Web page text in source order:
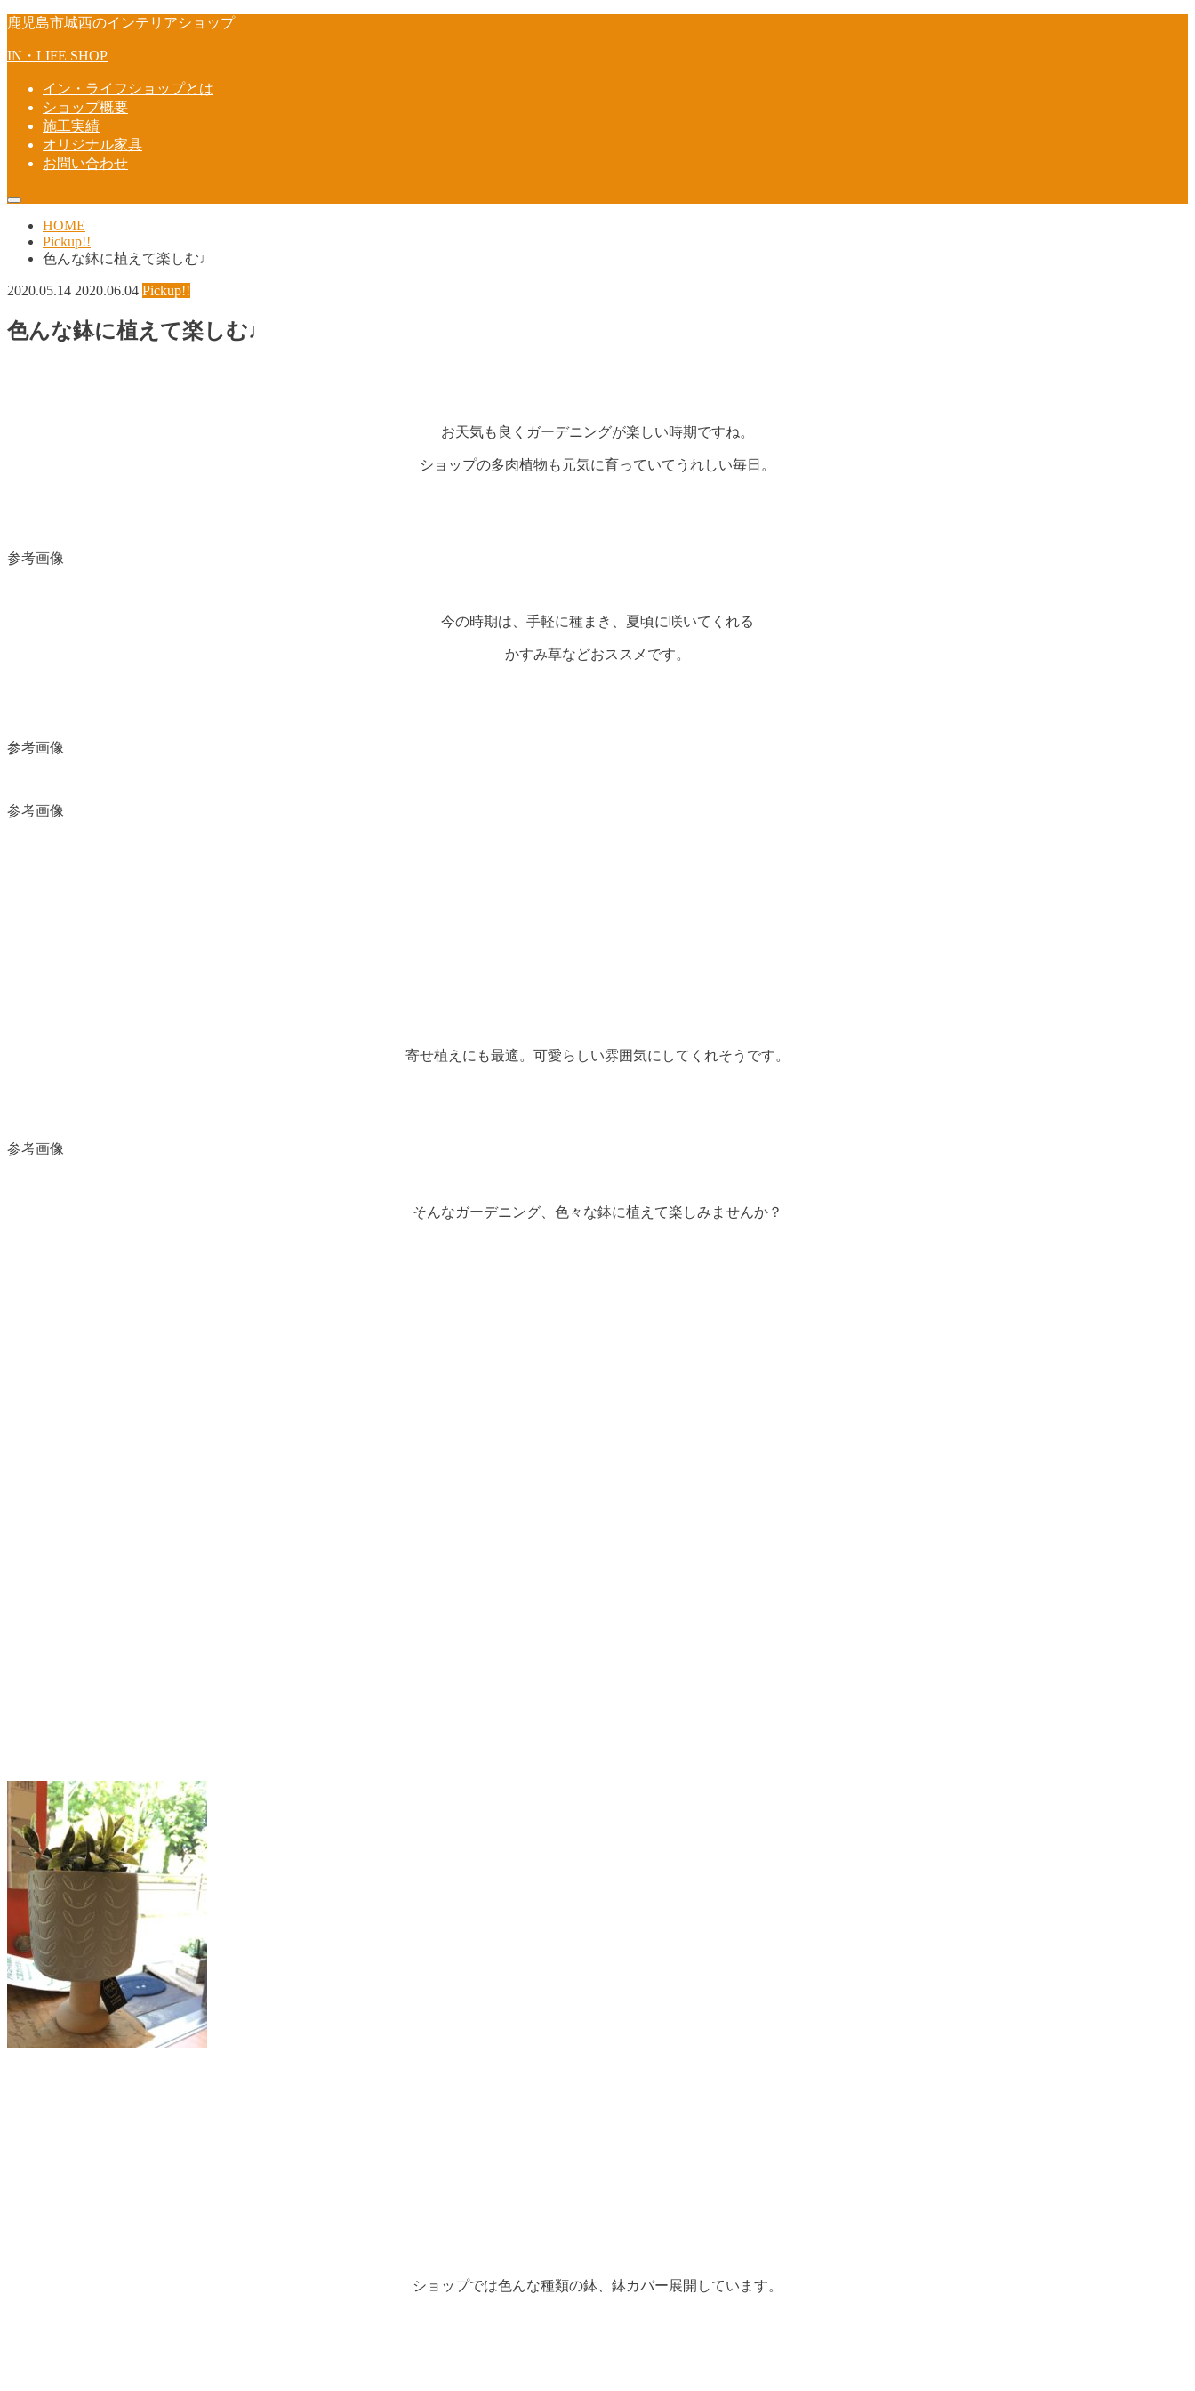
鹿児島市城西のインテリアショップ
IN・LIFE SHOP
イン・ライフショップとは
ショップ概要
施工実績
オリジナル家具
お問い合わせ
HOME
Pickup!!
色んな鉢に植えて楽しむ♩
2020.05.14 2020.06.04 Pickup!!
色んな鉢に植えて楽しむ♩
お天気も良くガーデニングが楽しい時期ですね。
ショップの多肉植物も元気に育っていてうれしい毎日。
参考画像
今の時期は、手軽に種まき、夏頃に咲いてくれる
かすみ草などおススメです。
参考画像
参考画像
寄せ植えにも最適。可愛らしい雰囲気にしてくれそうです。
参考画像
そんなガーデニング、色々な鉢に植えて楽しみませんか？
ショップでは色んな種類の鉢、鉢カバー展開しています。